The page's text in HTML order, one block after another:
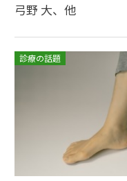
弓野 大、他
診療の話題